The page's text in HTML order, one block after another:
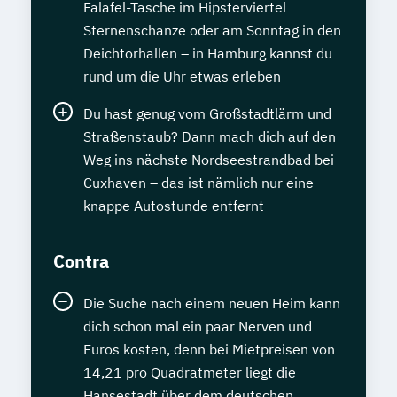
Falafel-Tasche im Hipsterviertel
Sternenschanze oder am Sonntag in den
Deichtorhallen – in Hamburg kannst du
rund um die Uhr etwas erleben
Du hast genug vom Großstadtlärm und
Straßenstaub? Dann mach dich auf den
Weg ins nächste Nordseestrandbad bei
Cuxhaven – das ist nämlich nur eine
knappe Autostunde entfernt
Contra
Die Suche nach einem neuen Heim kann
dich schon mal ein paar Nerven und
Euros kosten, denn bei Mietpreisen von
14,21 pro Quadratmeter liegt die